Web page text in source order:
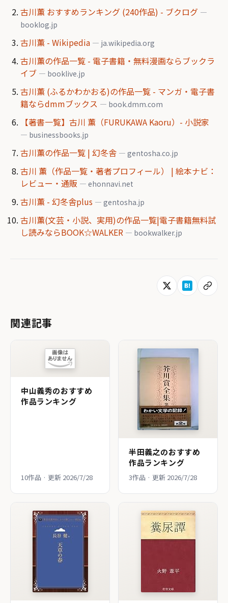
古川薫 おすすめランキング (240作品) - ブクログ —
booklog.jp
古川薫 - Wikipedia — ja.wikipedia.org
古川薫の作品一覧 - 電子書籍・無料漫画ならブックラ
イブ — booklive.jp
古川薫 (ふるかわかおる)の作品一覧 - マンガ・電子書
籍ならdmmブックス — book.dmm.com
【著書一覧】古川 薫（FURUKAWA Kaoru）- 小説家
— businessbooks.jp
古川薫の作品一覧 | 幻冬舎 — gentosha.co.jp
古川 薫（作品一覧・著者プロフィール） | 絵本ナビ：
レビュー・通販 — ehonnavi.net
古川薫 - 幻冬舎plus — gentosha.jp
古川薫(文芸・小説、実用)の作品一覧|電子書籍無料試
し読みならBOOK☆WALKER — bookwalker.jp
関連記事
中山義秀のおすすめ
作品ランキング
10作品 · 更新 2026/7/28
半田義之のおすすめ
作品ランキング
3作品 · 更新 2026/7/28